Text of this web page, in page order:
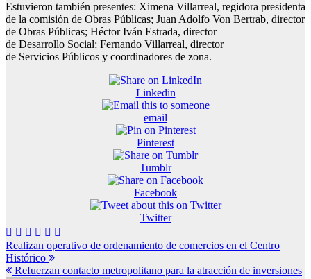
Estuvieron también presentes: Ximena Villarreal, regidora presidenta
de la comisión de Obras Públicas; Juan Adolfo Von Bertrab, director
de Obras Públicas; Héctor Iván Estrada, director
de Desarrollo Social; Fernando Villarreal, director
de Servicios Públicos y coordinadores de zona.
Linkedin
email
Pinterest
Tumblr
Facebook
Twitter
Navegación
de
Realizan operativo de ordenamiento de comercios en el Centro
Histórico
Refuerzan contacto metropolitano para la atracción de inversiones